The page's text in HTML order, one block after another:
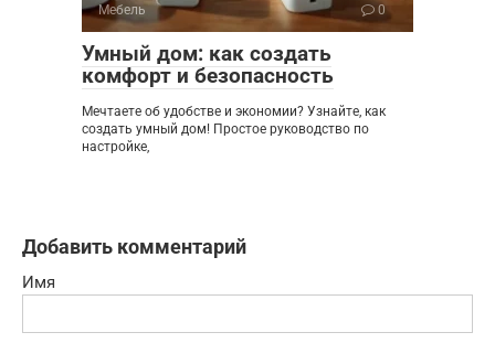
Мебель 0
Умный дом: как создать
комфорт и безопасность
Мечтаете об удобстве и экономии? Узнайте, как
создать умный дом! Простое руководство по
настройке,
Добавить комментарий
Имя